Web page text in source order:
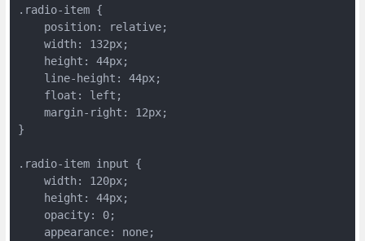
.radio-item {
    position: relative;
    width: 132px;
    height: 44px;
    line-height: 44px;
    float: left;
    margin-right: 12px;
}
.radio-item input {
    width: 120px;
    height: 44px;
    opacity: 0;
    appearance: none;